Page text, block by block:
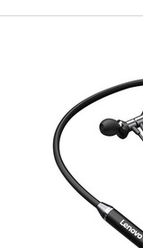
LENOVO